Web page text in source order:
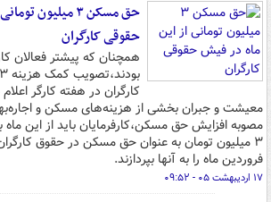
حق مسکن ۳ میلیون
حقوقی کارگران
همچنان که پیشتر فعالان
کارگران در هفته کارگر
معیشت و جبران بخشی از هزینه‌های مسکن و
۳ میلیون تومان به عنوان حق مسکن در حقوق
فروردین ماه را به آنها بپردازند.
۱۷ اردیبهشت ۰۵ - ۰۹:۵۲